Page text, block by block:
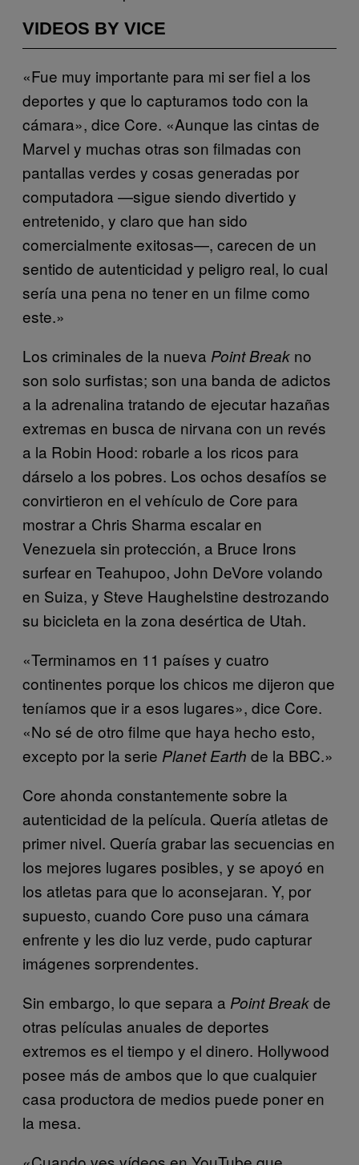
VIDEOS BY VICE
«Fue muy importante para mi ser fiel a los
deportes y que lo capturamos todo con la
cámara», dice Core. «Aunque las cintas de
Marvel y muchas otras son filmadas con
pantallas verdes y cosas generadas por
computadora —sigue siendo divertido y
entretenido, y claro que han sido
comercialmente exitosas—, carecen de un
sentido de autenticidad y peligro real, lo cual
sería una pena no tener en un filme como
este.»
Los criminales de la nueva Point Break no
son solo surfistas; son una banda de adictos
a la adrenalina tratando de ejecutar hazañas
extremas en busca de nirvana con un revés
a la Robin Hood: robarle a los ricos para
dárselo a los pobres. Los ochos desafíos se
convirtieron en el vehículo de Core para
mostrar a Chris Sharma escalar en
Venezuela sin protección, a Bruce Irons
surfear en Teahupoo, John DeVore volando
en Suiza, y Steve Haughelstine destrozando
su bicicleta en la zona desértica de Utah.
«Terminamos en 11 países y cuatro
continentes porque los chicos me dijeron que
teníamos que ir a esos lugares», dice Core.
«No sé de otro filme que haya hecho esto,
excepto por la serie Planet Earth de la BBC.»
Core ahonda constantemente sobre la
autenticidad de la película. Quería atletas de
primer nivel. Quería grabar las secuencias en
los mejores lugares posibles, y se apoyó en
los atletas para que lo aconsejaran. Y, por
supuesto, cuando Core puso una cámara
enfrente y les dio luz verde, pudo capturar
imágenes sorprendentes.
Sin embargo, lo que separa a Point Breakde
otras películas anuales de deportes
extremos es el tiempo y el dinero. Hollywood
posee más de ambos que lo que cualquier
casa productora de medios puede poner en
la mesa.